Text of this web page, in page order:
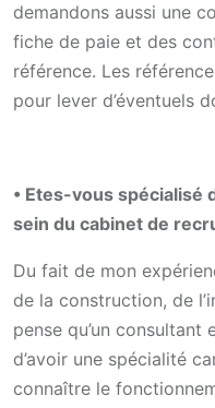
demandons aussi une
fiche de paie et des
référence. Les
pour lever d’éventuels
• Etes-vous spécialisé
sein du cabinet de
Du fait de mon
de la construction, de
pense qu’un
d’avoir une spécialité
connaître le